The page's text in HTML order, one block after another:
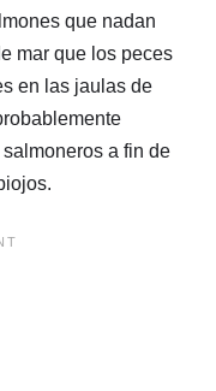
que nadan
mar que los peces
en las jaulas de
a fin de